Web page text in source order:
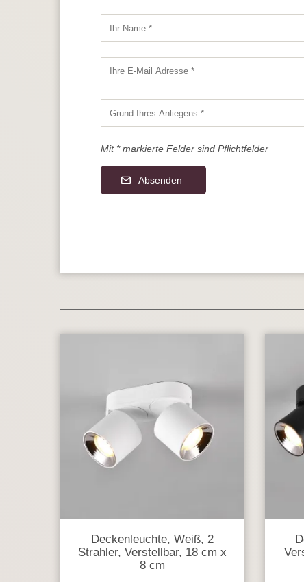
Mit * markierte Felder sind Pflichtfelder
Absenden
Deckenleuchte, Weiß, 2
Strahler, Verstellbar, 18 cm x
8 cm